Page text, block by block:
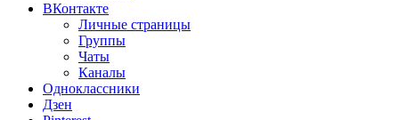
ВКонтакте
Личные страницы
Группы
Чаты
Каналы
Одноклассники
Дзен